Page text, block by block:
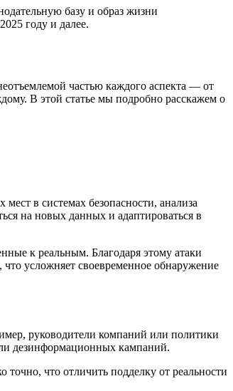
базу и образ жизни
году и далее.
частью каждого аспекта — от
В этой статье мы подробно расскажем о
в системах безопасности, анализа
на новых данных и адаптироваться в
к реальным. Благодаря этому атаки
усложняет своевременное обнаружение
руководители компаний или политики
дезинформационных кампаний.
что отличить подделку от реальности